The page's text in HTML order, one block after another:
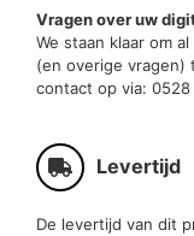
Vragen over uw
We staan klaar om
(en overige vragen)
contact op via: 0528
Levertijd
De levertijd van dit